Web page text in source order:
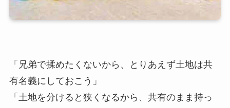
「兄弟で揉めたくないから、とりあえず土地は共
有名義にしておこう」
「土地を分けると狭くなるから、共有のまま持っ